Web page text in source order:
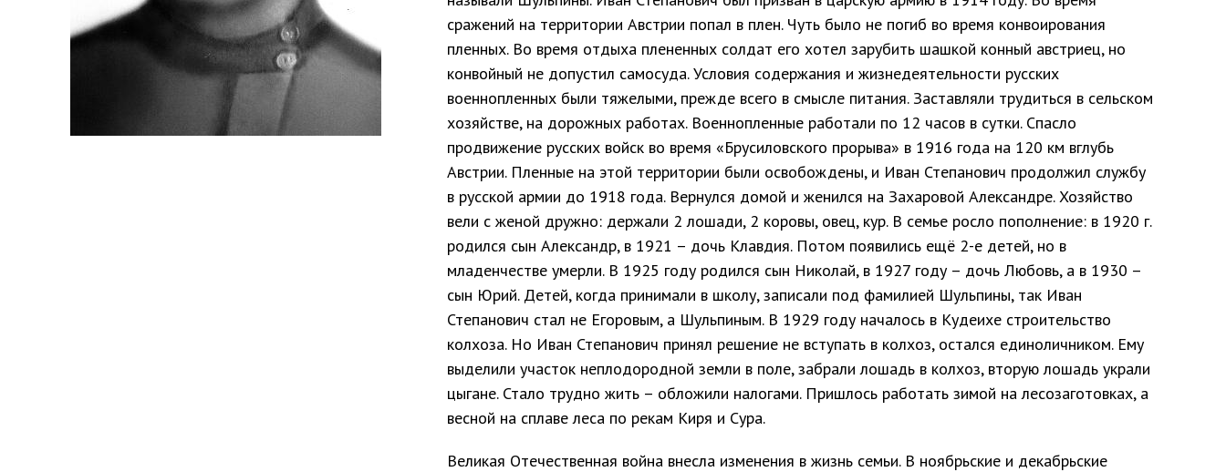
сражений на территории Австрии попал в плен. Чуть было не погиб во время конвоирования
пленных. Во время отдыха плененных солдат его хотел зарубить шашкой конный австриец, но
конвойный не допустил самосуда. Условия содержания и жизнедеятельности русских
военнопленных были тяжелыми, прежде всего в смысле питания. Заставляли трудиться в сельском
хозяйстве, на дорожных работах. Военнопленные работали по 12 часов в сутки. Спасло
продвижение русских войск во время «Брусиловского прорыва» в 1916 года на 120 км вглубь
Австрии. Пленные на этой территории были освобождены, и Иван Степанович продолжил службу
в русской армии до 1918 года. Вернулся домой и женился на Захаровой Александре. Хозяйство
вели с женой дружно: держали 2 лошади, 2 коровы, овец, кур. В семье росло пополнение: в 1920 г.
родился сын Александр, в 1921 – дочь Клавдия. Потом появились ещё 2-е детей, но в
младенчестве умерли. В 1925 году родился сын Николай, в 1927 году – дочь Любовь, а в 1930 –
сын Юрий. Детей, когда принимали в школу, записали под фамилией Шульпины, так Иван
Степанович стал не Егоровым, а Шульпиным. В 1929 году началось в Кудеихе строительство
колхоза. Но Иван Степанович принял решение не вступать в колхоз, остался единоличником. Ему
выделили участок неплодородной земли в поле, забрали лошадь в колхоз, вторую лошадь украли
цыгане. Стало трудно жить – обложили налогами. Пришлось работать зимой на лесозаготовках, а
весной на сплаве леса по рекам Киря и Сура.
Великая Отечественная война внесла изменения в жизнь семьи. В ноябрьские и декабрьские